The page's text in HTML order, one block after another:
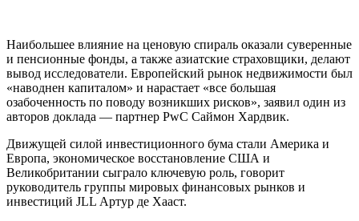
Наибольшее влияние на ценовую спираль оказали суверенные
и пенсионные фонды, а также азиатские страховщики, делают
вывод исследователи. Европейский рынок недвижимости был
«наводнен капиталом» и нарастает «все большая
озабоченность по поводу возникших рисков», заявил один из
авторов доклада — партнер PwC Саймон Хардвик.
Движущей силой инвестиционного бума стали Америка и
Европа, экономическое восстановление США и
Великобритании сыграло ключевую роль, говорит
руководитель группы мировых финансовых рынков и
инвестиций JLL Артур де Хааст.